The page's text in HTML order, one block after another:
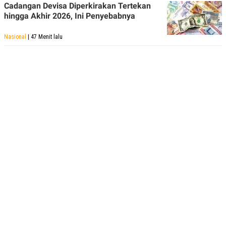
Cadangan Devisa Diperkirakan Tertekan
hingga Akhir 2026, Ini Penyebabnya
Nasional | 47 Menit lalu